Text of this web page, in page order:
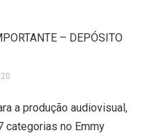
– DEPÓSITO
a produção audiovisual,
categorias no Emmy